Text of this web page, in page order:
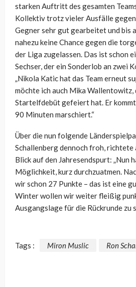
starken Auftritt des gesamten
Kollektiv trotz vieler Ausfälle
Gegner sehr gut gearbeitet und bis
nahezu keine Chance gegen die
der Liga zugelassen. Das ist schon
Sechser, der ein Sonderlob an zwei
„Nikola Katic hat das Team erneut
möchte ich auch Mika Wallentowitz,
Startelfdebüt gefeiert hat. Er
90 Minuten marschiert.“
Über die nun folgende
Schallenberg dennoch froh, richtete
Blick auf den Jahresendspurt: „Nun
Möglichkeit, kurz durchzuatmen.
wir schon 27 Punkte – das ist eine
Winter wollen wir weiter fleißig
Ausgangslage für die Rückrunde zu
Tags : Miron Muslic Ron